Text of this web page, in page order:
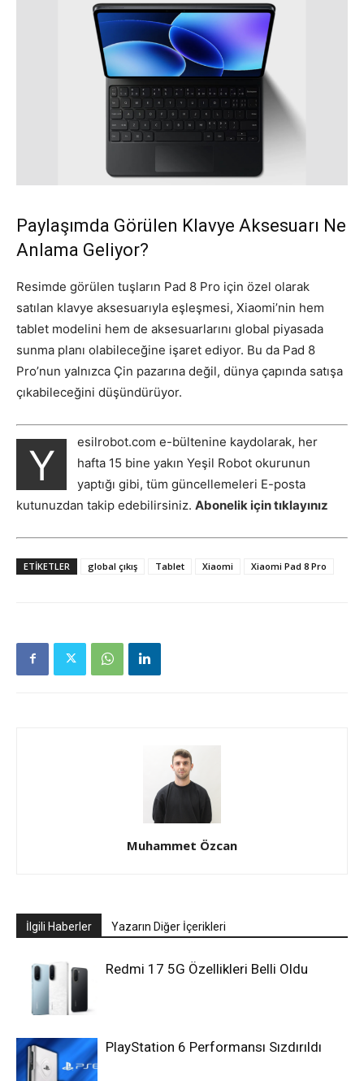
Paylaşımda Görülen Klavye Aksesuarı Ne
Anlama Geliyor?
Resimde görülen tuşların Pad 8 Pro için özel olarak
satılan klavye aksesuarıyla eşleşmesi, Xiaomi’nin hem
tablet modelini hem de aksesuarlarını global piyasada
sunma planı olabileceğine işaret ediyor. Bu da Pad 8
Pro’nun yalnızca Çin pazarına değil, dünya çapında satışa
çıkabileceğini düşündürüyor.
Y
esilrobot.com e-bültenine kaydolarak, her
hafta 15 bine yakın Yeşil Robot okurunun
yaptığı gibi, tüm güncellemeleri E-posta
kutunuzdan takip edebilirsiniz. Abonelik için tıklayınız
ETIKETLER global çıkış Tablet Xiaomi Xiaomi Pad 8 Pro
Muhammet Özcan
İlgili Haberler Yazarın Diğer İçerikleri
Redmi 17 5G Özellikleri Belli Oldu
PlayStation 6 Performansı Sızdırıldı